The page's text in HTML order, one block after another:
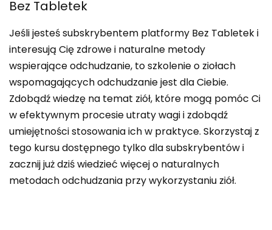
Bez Tabletek
Jeśli jesteś subskrybentem platformy Bez Tabletek i
interesują Cię zdrowe i naturalne metody
wspierające odchudzanie, to szkolenie o ziołach
wspomagających odchudzanie jest dla Ciebie.
Zdobądź wiedzę na temat ziół, które mogą pomóc Ci
w efektywnym procesie utraty wagi i zdobądź
umiejętności stosowania ich w praktyce. Skorzystaj z
tego kursu dostępnego tylko dla subskrybentów i
zacznij już dziś wiedzieć więcej o naturalnych
metodach odchudzania przy wykorzystaniu ziół.